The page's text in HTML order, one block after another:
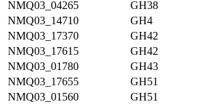
NMQ03_04265
GH38
NMQ03_14710
GH4
NMQ03_17370
GH42
NMQ03_17615
GH42
NMQ03_01780
GH43
NMQ03_17655
GH51
NMQ03_01560
GH51